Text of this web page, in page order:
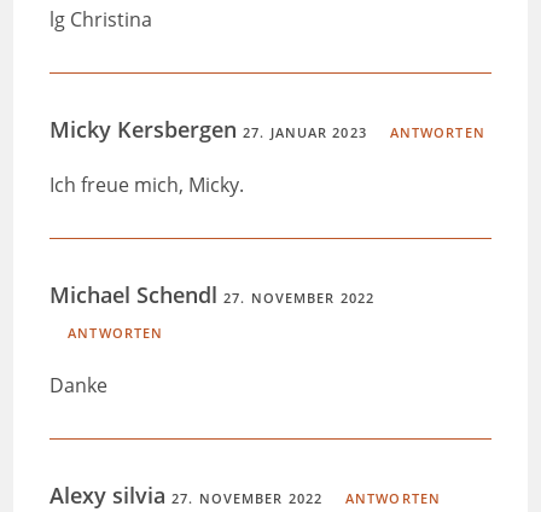
lg Christina
Micky Kersbergen27. JANUAR 2023 ANTWORTEN
Ich freue mich, Micky.
Michael Schendl27. NOVEMBER 2022
ANTWORTEN
Danke
Alexy silvia27. NOVEMBER 2022 ANTWORTEN